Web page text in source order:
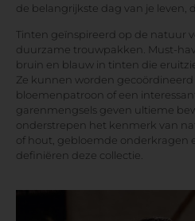
de belangrijkste dag van je leven,
Tinten geïnspireerd op de natuur
duurzame trouwpakken. Must-
bruin en blauw in tinten die
Ze kunnen worden
bloemenpatroon of een
garenmengsels geven ultieme
onderstrepen het kenmerk van
of hout, gebloemde onderkragen
definiëren deze collectie.